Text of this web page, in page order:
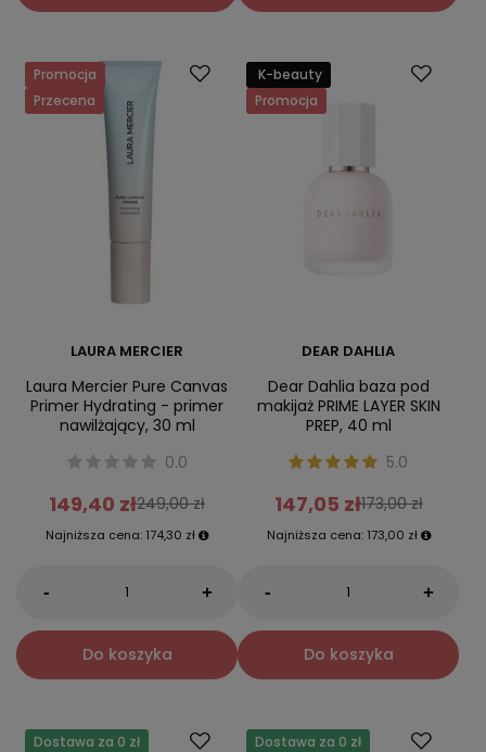
Promocja
Przecena
LAURA MERCIER
Laura Mercier Pure Canvas
Primer Hydrating - primer
nawilżający, 30 ml
0.0
149,40 zł249,00 zł
Najniższa cena: 174,30 zł
- +
Do koszyka
K-beauty
Promocja
DEAR DAHLIA
Dear Dahlia baza pod
makijaż PRIME LAYER SKIN
PREP, 40 ml
5.0
147,05 zł173,00 zł
Najniższa cena: 173,00 zł
- +
Do koszyka
Dostawa za 0 zł Dostawa za 0 zł